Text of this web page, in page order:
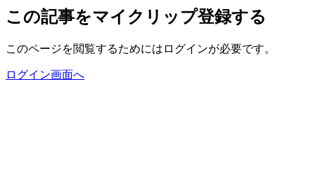
この記事をマイクリップ登録する
このページを閲覧するためにはログインが必要です。
ログイン画面へ